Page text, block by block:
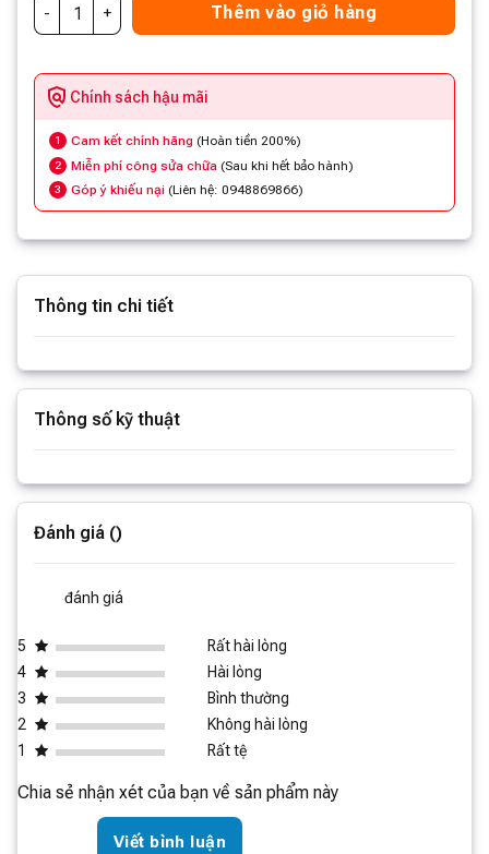
Thêm vào giỏ hàng
Chính sách hậu mãi
1 Cam kết chính hãng (Hoàn tiền 200%)
2 Miễn phí công sửa chữa (Sau khi hết bảo hành)
3 Góp ý khiếu nại (Liên hệ: 0948869866)
Thông tin chi tiết
Thông số kỹ thuật
Đánh giá ()
đánh giá
5
Rất hài lòng
4
Hài lòng
3
Bình thường
2
Không hài lòng
1
Rất tệ
Chia sẻ nhận xét của bạn về sản phẩm này
Viết bình luận